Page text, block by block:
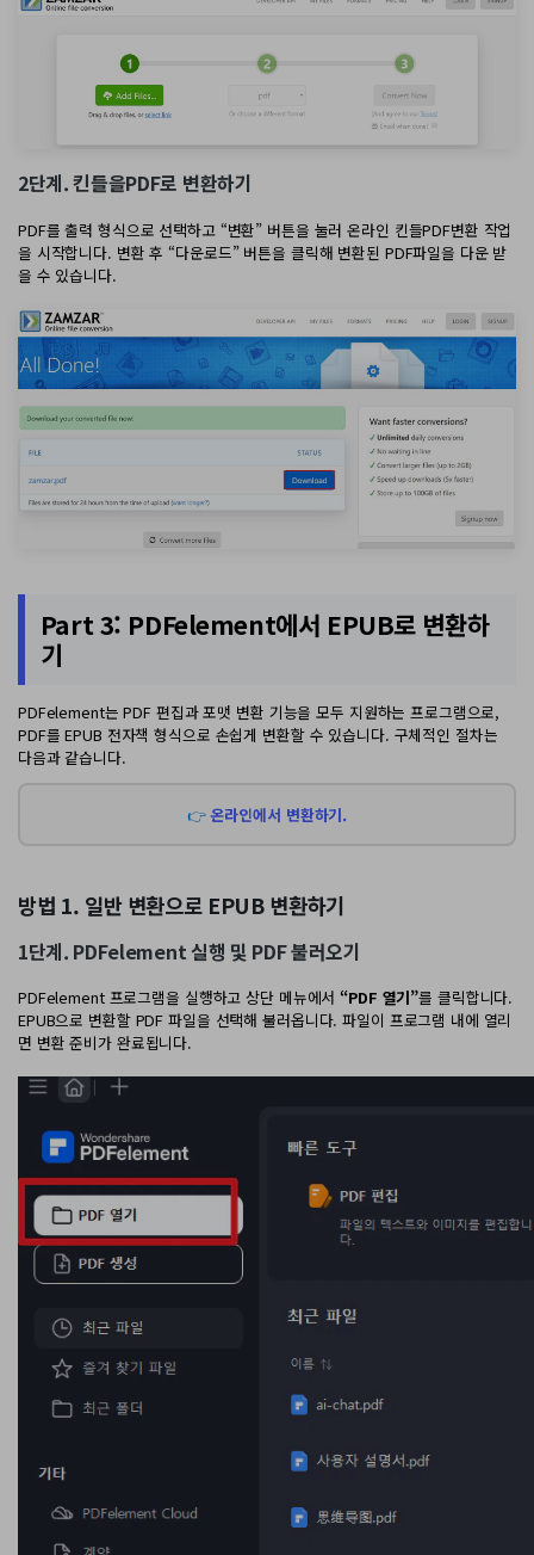
2단계. 킨들을PDF로 변환하기
PDF를 출력 형식으로 선택하고 “변환” 버튼을 눌러 온라인 킨들PDF변환 작업
을 시작합니다. 변환 후 “다운로드” 버튼을 클릭해 변환된 PDF파일을 다운 받
을 수 있습니다.
Part 3: PDFelement에서 EPUB로 변환하
기
PDFelement는 PDF 편집과 포맷 변환 기능을 모두 지원하는 프로그램으로,
PDF를 EPUB 전자책 형식으로 손쉽게 변환할 수 있습니다. 구체적인 절차는
다음과 같습니다.
👉온라인에서 변환하기.
방법 1. 일반 변환으로 EPUB 변환하기
1단계. PDFelement 실행 및 PDF 불러오기
PDFelement 프로그램을 실행하고 상단 메뉴에서“PDF 열기”를 클릭합니다.
EPUB으로 변환할 PDF 파일을 선택해 불러옵니다. 파일이 프로그램 내에 열리
면 변환 준비가 완료됩니다.